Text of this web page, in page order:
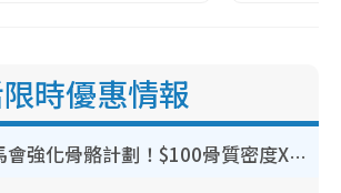
時優惠情報
港大推賽馬會強化骨骼計劃！$100骨質密度X光檢查 完成免費運動訓練送超市禮券！附參加資格